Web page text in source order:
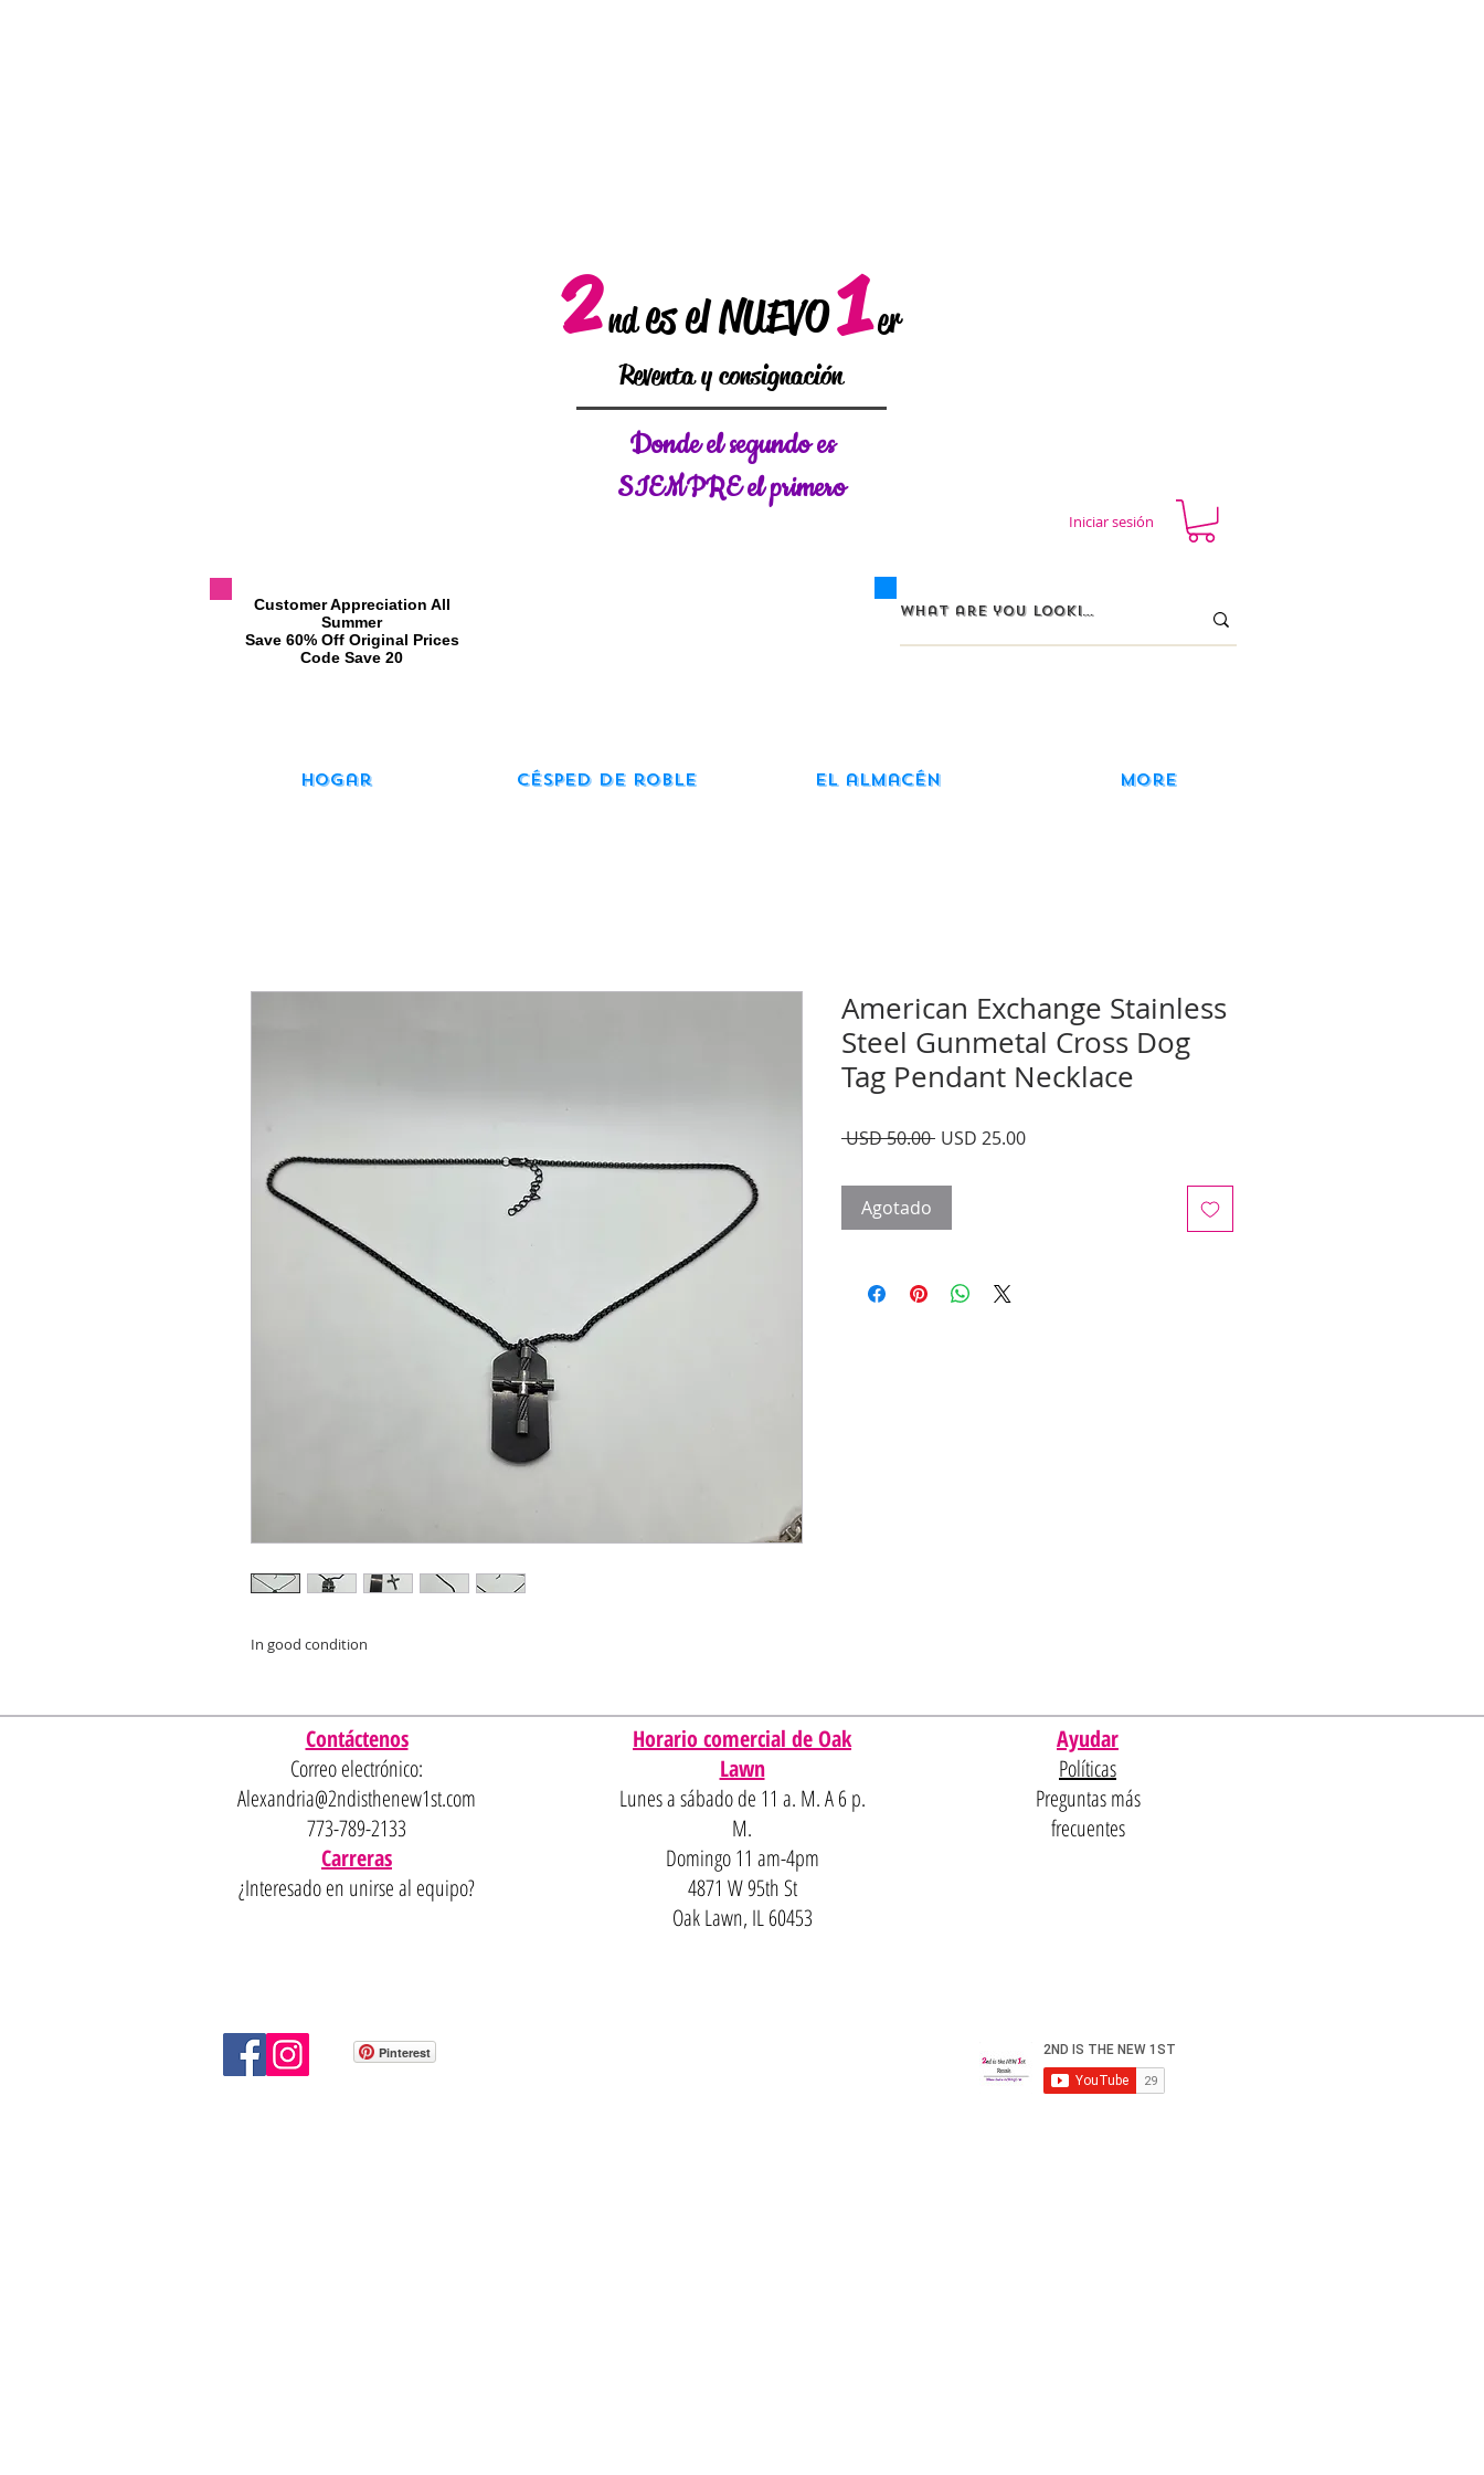
2 nd es el NUEVO1 er
Reventa y consignación
​Customer Appreciation All
Summer
​Save 60% Off Original Prices
​Code Save 20
Donde elsegundo es
SIEMPRE el primero
Iniciar sesión
Hogar Césped de roble El almacén More
In good condition
American Exchange Stainless
Steel Gunmetal Cross Dog
Tag Pendant Necklace
USD 50.00 Precio
USD 25.00Precio
Agotado
Contáctenos
Correo electrónico:
Alexandria@2ndisthenew1st.com
773-789-2133
Carreras
¿Interesado en unirse al equipo?
Horario comercial de Oak
Lawn
Lunes a sábado de 11 a. M. A 6 p.
M.
Domingo 11 am-4pm
4871 W 95th St
Oak Lawn, IL 60453
Ayudar
Políticas
Preguntas más
frecuentes
Pinterest